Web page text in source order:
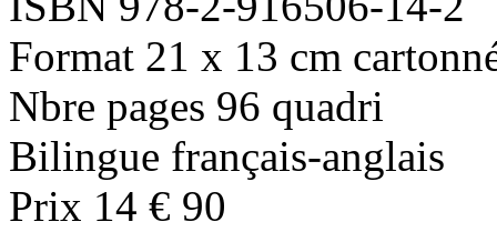
Format 21 x 13 cm
Nbre pages 96 quadri
Bilingue français-anglais
Prix 14 € 90